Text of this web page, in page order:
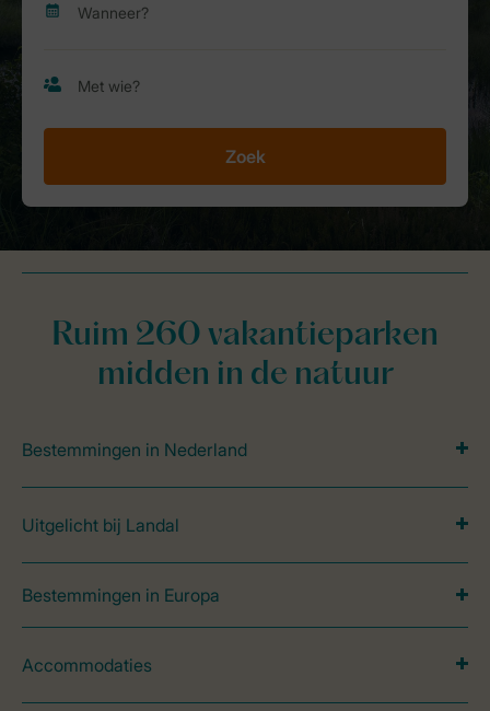
Zoek
Ruim 260 vakantieparken
midden in de natuur
Bestemmingen in Nederland
Uitgelicht bij Landal
Bestemmingen in Europa
Accommodaties